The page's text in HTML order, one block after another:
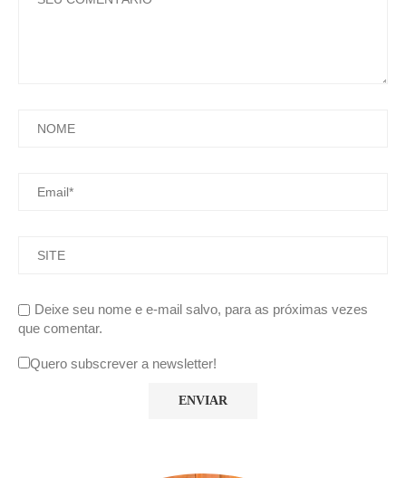
Deixe seu nome e e-mail salvo, para as próximas vezes
que comentar.
Quero subscrever a newsletter!